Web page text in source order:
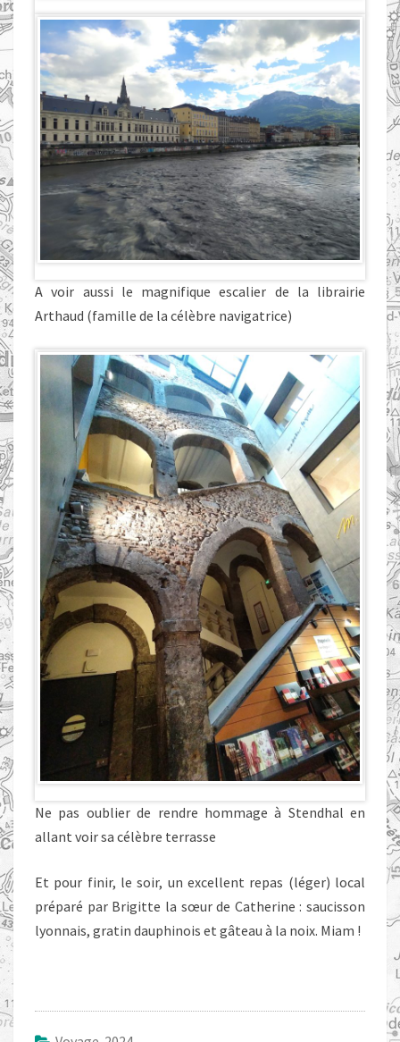
A voir aussi le magnifique escalier de la librairie
Arthaud (famille de la célèbre navigatrice)
Ne pas oublier de rendre hommage à Stendhal en
allant voir sa célèbre terrasse
Et pour finir, le soir, un excellent repas (léger) local
préparé par Brigitte la sœur de Catherine : saucisson
lyonnais, gratin dauphinois et gâteau à la noix. Miam !